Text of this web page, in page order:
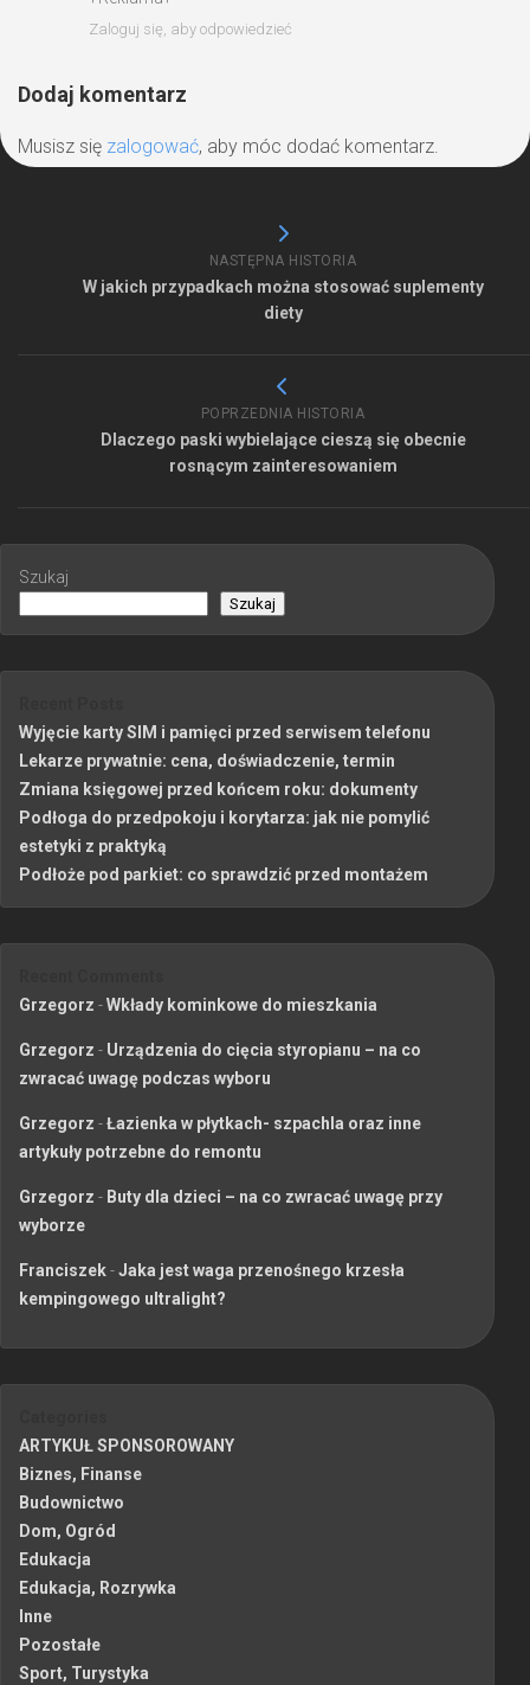
Zaloguj się, aby odpowiedzieć
Dodaj komentarz
Musisz się zalogować, aby móc dodać komentarz.
NASTĘPNA HISTORIA
W jakich przypadkach można stosować suplementy
diety
POPRZEDNIA HISTORIA
Dlaczego paski wybielające cieszą się obecnie
rosnącym zainteresowaniem
Szukaj
Szukaj
Wyjęcie karty SIM i pamięci przed serwisem telefonu
Lekarze prywatnie: cena, doświadczenie, termin
Zmiana księgowej przed końcem roku: dokumenty
Podłoga do przedpokoju i korytarza: jak nie pomylić
estetyki z praktyką
Podłoże pod parkiet: co sprawdzić przed montażem
Grzegorz -Wkłady kominkowe do mieszkania
Grzegorz - Urządzenia do cięcia styropianu – na co
zwracać uwagę podczas wyboru
Grzegorz -Łazienka w płytkach- szpachla oraz inne
artykuły potrzebne do remontu
Grzegorz - Buty dla dzieci – na co zwracać uwagę przy
wyborze
Franciszek-Jaka jest waga przenośnego krzesła
kempingowego ultralight?
ARTYKUŁ SPONSOROWANY
Biznes, Finanse
Budownictwo
Dom, Ogród
Edukacja
Edukacja, Rozrywka
Inne
Pozostałe
Sport, Turystyka